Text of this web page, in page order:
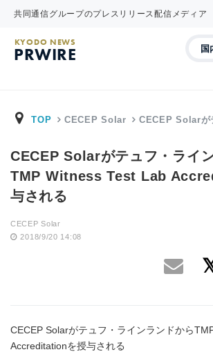
共同通信グループのプレスリリース配信メディア
国
KYODO NEWS
PRWIRE
TOP CECEP Solar CECEP Solarが
CECEP Solarがテュフ・ライ
TMP Witness Test Lab
与される
CECEP Solar
2018/9/20 14:08
CECEP Solarがテュフ・ラインランドから
Accreditationを授与される